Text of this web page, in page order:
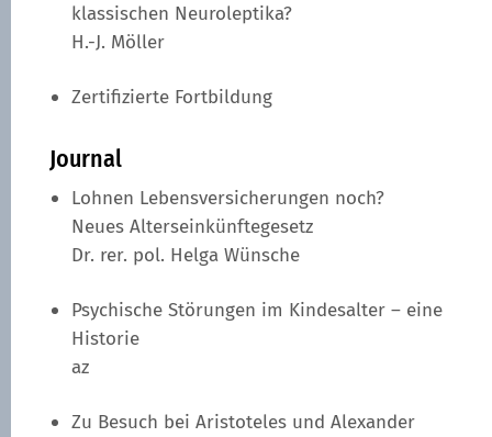
klassischen Neuroleptika?
H.-J. Möller
Zertifizierte Fortbildung
Journal
Lohnen Lebensversicherungen noch?
Neues Alterseinkünftegesetz
Dr. rer. pol. Helga Wünsche
Psychische Störungen im Kindesalter – eine
Historie
az
Zu Besuch bei Aristoteles und Alexander